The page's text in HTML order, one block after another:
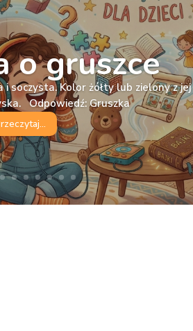
o gruszce
i soczysta. Kolor żółty lub zielony z jej
Odpowiedź: Gruszka